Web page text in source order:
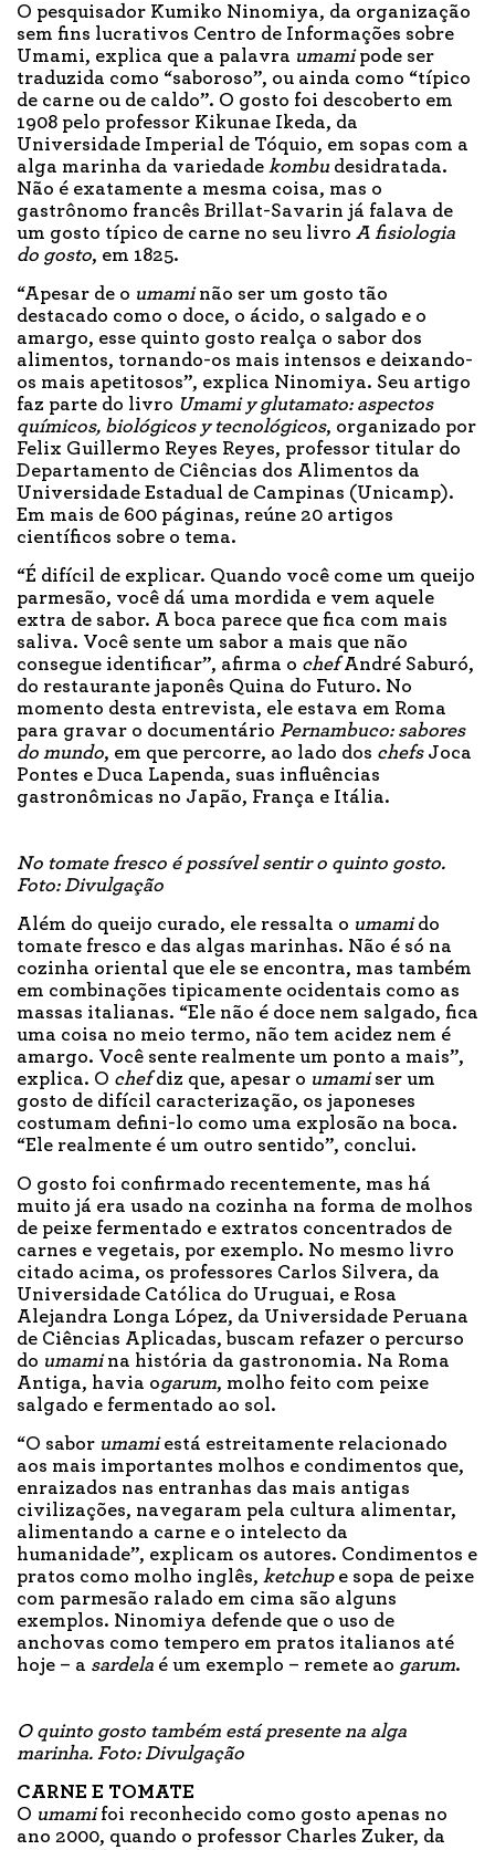
O pesquisador Kumiko Ninomiya, da organização
sem fins lucrativos Centro de Informações sobre
Umami, explica que a palavra umamipode ser
traduzida como “saboroso”, ou ainda como “típico
de carne ou de caldo”. O gosto foi descoberto em
1908 pelo professor Kikunae Ikeda, da
Universidade Imperial de Tóquio, em sopas com a
alga marinha da variedade kombudesidratada.
Não é exatamente a mesma coisa, mas o
gastrônomo francês Brillat-Savarin já falava de
um gosto típico de carne no seu livro A fisiologia
do gosto, em 1825.
“Apesar de o umaminão ser um gosto tão
destacado como o doce, o ácido, o salgado e o
amargo, esse quinto gosto realça o sabor dos
alimentos, tornando-os mais intensos e deixando-
os mais apetitosos”, explica Ninomiya. Seu artigo
faz parte do livro Umami y glutamato: aspectos
químicos, biológicos y tecnológicos, organizado por
Felix Guillermo Reyes Reyes, professor titular do
Departamento de Ciências dos Alimentos da
Universidade Estadual de Campinas (Unicamp).
Em mais de 600 páginas, reúne 20 artigos
científicos sobre o tema.
“É difícil de explicar. Quando você come um queijo
parmesão, você dá uma mordida e vem aquele
extra de sabor. A boca parece que fica com mais
saliva. Você sente um sabor a mais que não
consegue identificar”, afirma o chefAndré Saburó,
do restaurante japonês Quina do Futuro. No
momento desta entrevista, ele estava em Roma
para gravar o documentário Pernambuco: sabores
do mundo, em que percorre, ao lado dos chefsJoca
Pontes e Duca Lapenda, suas influências
gastronômicas no Japão, França e Itália.
No tomate fresco é possível sentir o quinto gosto.
Foto: Divulgação
Além do queijo curado, ele ressalta o umamido
tomate fresco e das algas marinhas. Não é só na
cozinha oriental que ele se encontra, mas também
em combinações tipicamente ocidentais como as
massas italianas. “Ele não é doce nem salgado, fica
uma coisa no meio termo, não tem acidez nem é
amargo. Você sente realmente um ponto a mais”,
explica. O chefdiz que, apesar o umamiser um
gosto de difícil caracterização, os japoneses
costumam defini-lo como uma explosão na boca.
“Ele realmente é um outro sentido”, conclui.
O gosto foi confirmado recentemente, mas há
muito já era usado na cozinha na forma de molhos
de peixe fermentado e extratos concentrados de
carnes e vegetais, por exemplo. No mesmo livro
citado acima, os professores Carlos Silvera, da
Universidade Católica do Uruguai, e Rosa
Alejandra Longa López, da Universidade Peruana
de Ciências Aplicadas, buscam refazer o percurso
do umamina história da gastronomia. Na Roma
Antiga, havia ogarum, molho feito com peixe
salgado e fermentado ao sol.
“O sabor umamiestá estreitamente relacionado
aos mais importantes molhos e condimentos que,
enraizados nas entranhas das mais antigas
civilizações, navegaram pela cultura alimentar,
alimentando a carne e o intelecto da
humanidade”, explicam os autores. Condimentos e
pratos como molho inglês, ketchupe sopa de peixe
com parmesão ralado em cima são alguns
exemplos. Ninomiya defende que o uso de
anchovas como tempero em pratos italianos até
hoje – a sardela é um exemplo – remete ao garum.
O quinto gosto também está presente na alga
marinha. Foto: Divulgação
CARNE E TOMATE
O umamifoi reconhecido como gosto apenas no
ano 2000, quando o professor Charles Zuker, da